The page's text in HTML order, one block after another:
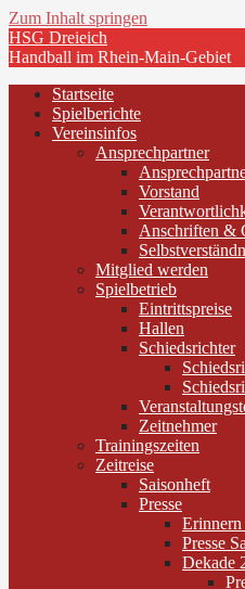
Zum Inhalt springen
HSG Dreieich
Handball im Rhein-Main-Gebiet
Startseite
Spielberichte
Vereinsinfos
Ansprechpartner
Vorstand
Anschriften &
Mitglied werden
Spielbetrieb
Eintrittspreise
Hallen
Schiedsrichter
Zeitnehmer
Trainingszeiten
Zeitreise
Saisonheft
Presse
Erinnern
Presse
Dekade